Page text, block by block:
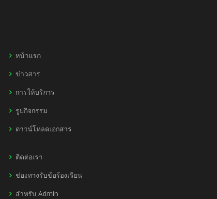
หน้าแรก
ข่าวสาร
การให้บริการ
รูปกิจกรรม
ดาวน์โหลดเอกสาร
ติดต่อเรา
ช่องทางรับข้อร้องเรียน
สำหรับ Admin